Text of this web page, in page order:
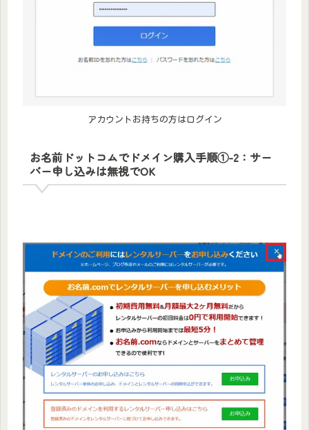
アカウントお持ちの方はログイン
お名前ドットコムでドメイン購入手順①-2：サー
バー申し込みは無視でOK